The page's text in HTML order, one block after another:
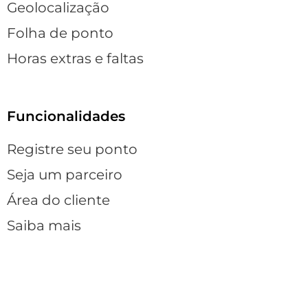
Geolocalização
Folha de ponto
Horas extras e faltas
Funcionalidades
Registre seu ponto
Seja um parceiro
Área do cliente
Saiba mais